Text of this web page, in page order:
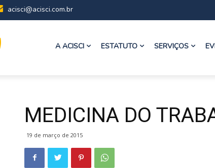
acisci@acisci.com.br
A ACISCI ESTATUTO SERVIÇOS
MEDICINA DO
19 de março de 2015